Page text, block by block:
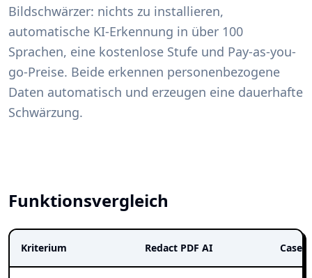
Bildschwärzer: nichts zu installieren,
automatische KI-Erkennung in über 100
Sprachen, eine kostenlose Stufe und Pay-as-you-
go-Preise. Beide erkennen personenbezogene
Daten automatisch und erzeugen eine dauerhafte
Schwärzung.
Funktionsvergleich
Kriterium Redact PDF AI